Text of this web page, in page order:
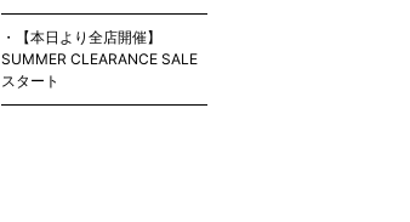
【本日より全店開催】
SUMMER CLEARANCE SALE
スタート